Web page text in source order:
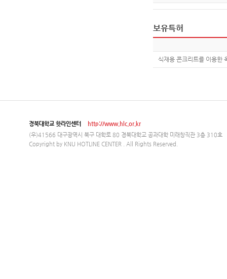
보유특허
식재용 콘크리트를 이용한
경북대학교 핫라인센터
http://www.hlc.or.kr
(우)41566 대구광역시 북구 대학로 80 경북대학교 공과대학 미래창직관 3층 310호
Copyright by KNU HOTLINE CENTER . All Rights Reserved.